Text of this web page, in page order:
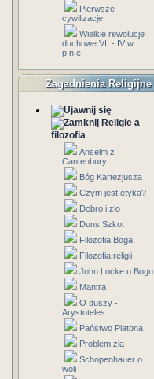
Pierwsze
cywilizacje
Wielkie rewolucje
duchowe VII - IV w.
p.n.e
Zagadnienia Religijne
Religie a
filozofia
Anselm z
Cantenbury
Bóg Kartezjusza
Czym jest etyka?
Dobro i zlo
Duns Szkot
Filozofia Boga
Filozofia religii
John Locke o Bogu
Mantra
O duszy -
Arystoteles
Państwo Platona
Problem zła
Schopenhauer o
woli